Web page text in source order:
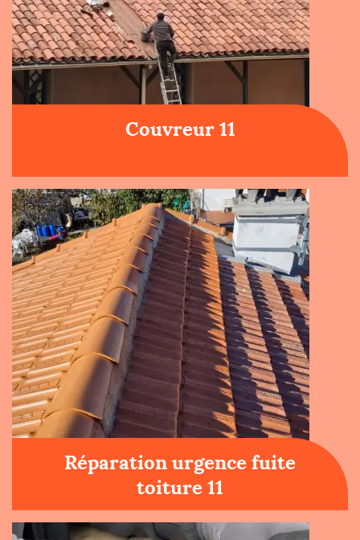
Couvreur 11
Réparation urgence fuite
toiture 11